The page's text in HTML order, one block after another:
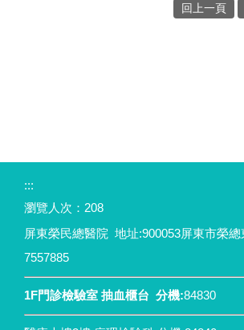
回上一頁
:::
瀏覽人次： 208
屏東榮民總醫院 地址:900053屏東市榮
7557885
1F門診檢驗室 抽血櫃台 分機:84830